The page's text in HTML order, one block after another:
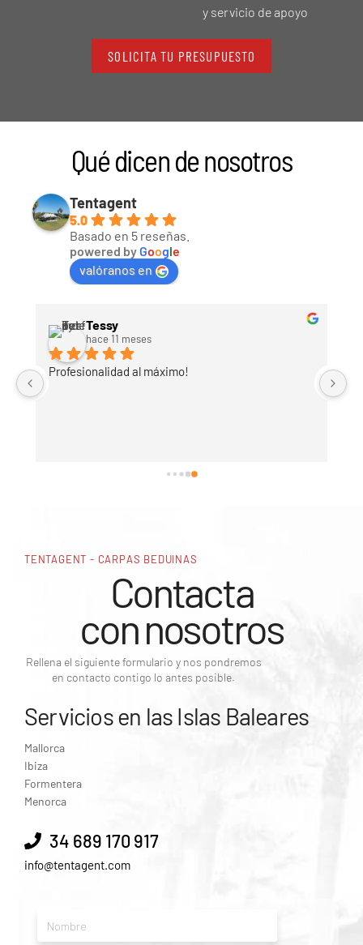
y servicio de apoyo
SOLICITA TU PRESUPUESTO
Qué dicen de nosotros
Tentagent
5.0
Basado en 5 reseñas.
powered by Google
valóranos en
Tessy
hace 11 meses
Profesionalidad al máximo!
TENTAGENT - CARPAS BEDUINAS
Contacta
con nosotros
Rellena el siguiente formulario y nos pondremos
en contacto contigo lo antes posible.
Servicios en las Islas Baleares
Mallorca
Ibiza
Formentera
Menorca
34 689 170 917
info@tentagent.com